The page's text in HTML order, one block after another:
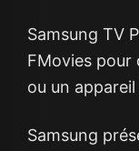
Samsung TV
FMovies pour
ou un
Samsung